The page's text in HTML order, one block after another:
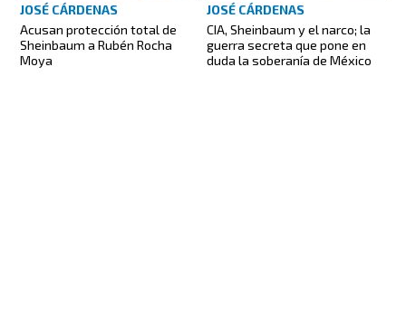
JOSÉ CÁRDENAS
Acusan protección total de
Sheinbaum a Rubén Rocha
Moya
JOSÉ CÁRDENAS
CIA, Sheinbaum y el narco; la
guerra secreta que pone en
duda la soberanía de México